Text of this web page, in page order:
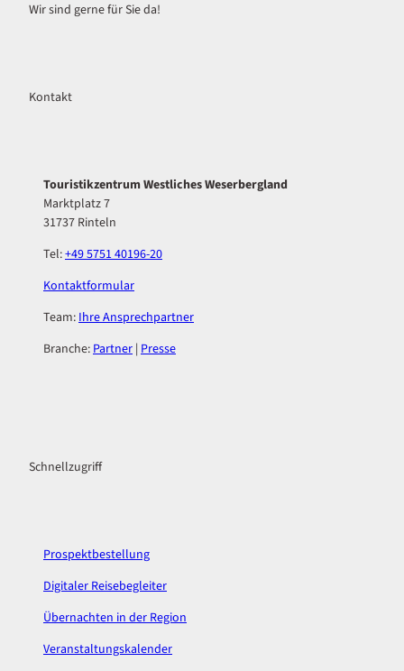
Wir sind gerne für Sie da!
Kontakt
Touristikzentrum Westliches Weserbergland
Marktplatz 7
31737 Rinteln
Tel:+49 5751 40196-20
Kontaktformular
Team:Ihre Ansprechpartner
Branche:Partner | Presse
e
t
m
Schnellzugriff
Prospektbestellung
Digitaler Reisebegleiter
Übernachten in der Region
Veranstaltungskalender